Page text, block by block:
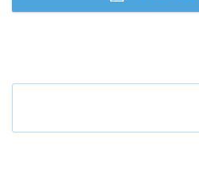
Что будет с наличными